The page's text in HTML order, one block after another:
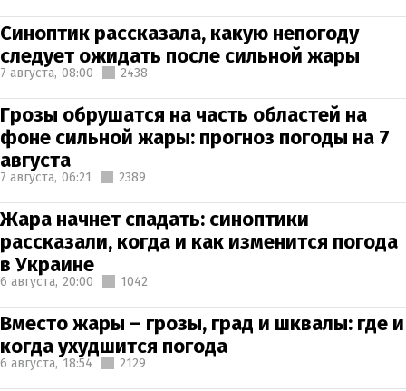
Синоптик рассказала, какую непогоду
следует ожидать после сильной жары
7 августа, 08:00 2438
Грозы обрушатся на часть областей на
фоне сильной жары: прогноз погоды на 7
августа
7 августа, 06:21 2389
Жара начнет спадать: синоптики
рассказали, когда и как изменится погода
в Украине
6 августа, 20:00 1042
Вместо жары – грозы, град и шквалы: где и
когда ухудшится погода
6 августа, 18:54 2129